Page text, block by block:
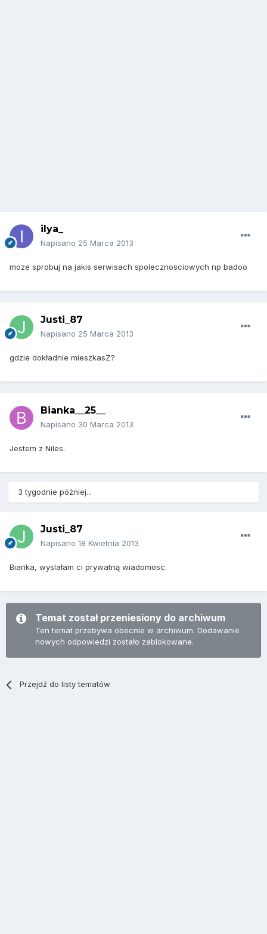
ilya_
Napisano 25 Marca 2013
moze sprobuj na jakis serwisach spolecznosciowych np badoo
Justi_87
Napisano 25 Marca 2013
gdzie dokładnie mieszkasZ?
Bianka__25__
Napisano 30 Marca 2013
Jestem z Niles.
3 tygodnie później...
Justi_87
Napisano 18 Kwietnia 2013
Bianka, wyslałam ci prywatną wiadomosc.
Temat został przeniesiony do archiwum
Ten temat przebywa obecnie w archiwum. Dodawanie
nowych odpowiedzi zostało zablokowane.
Przejdź do listy tematów